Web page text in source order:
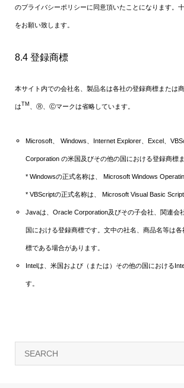
のプライバシーポリシーに同意頂いたことになります。
をお願い致します。
8.4 登録商標
本サイト内での会社名、製品名は各社の登録商標または
は TM 、Ⓡ、Ⓒマークは省略しています。
Microsoft、 Windows、Internet Explorer、Excel、
Corporation の米国及びその他の国における登録商標
* Windowsの正式名称は、 Microsoft Windows
* VBScriptの正式名称は、 Microsoft Visual Basic
Javaは、Oracle Corporation及びその子会社、関連会
国における登録商標です。文中の社名、商品名等は
標である場合があります。
Intelは、米国および（または）その他の国における
す。